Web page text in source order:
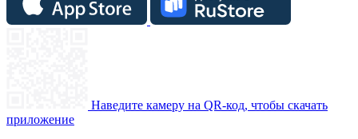
Наведите камеру на QR-код, чтобы скачать
приложение